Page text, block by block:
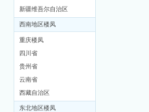
新疆维吾尔自治区
西南地区楼凤
重庆楼凤
四川省
贵州省
云南省
西藏自治区
东北地区楼凤